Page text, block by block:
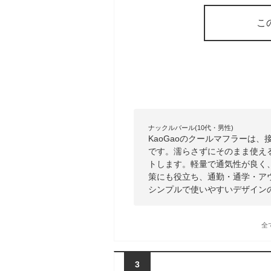
こ
ナックルバール(10代・男性)
KaoGaoのクールマフラーは、
です。濡らさずにそのまま使
トします。軽量で通気性が良
策にも役立ち、通勤・通学・
シンプルで使いやすいデザイン
全
3